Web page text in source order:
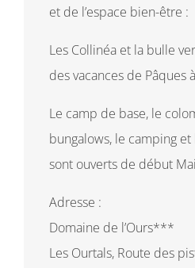
et de l’espace bien-être :
Les Collinéa et la bulle
des vacances de Pâques
Le camp de base, le
bungalows, le camping et
sont ouverts de début
Adresse :
Domaine de l’Ours***
Les Ourtals, Route des